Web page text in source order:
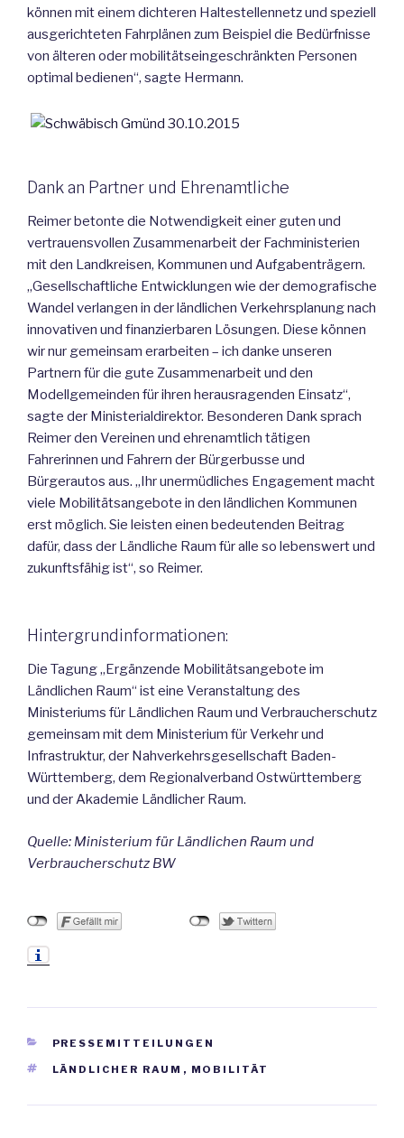
können mit einem dichteren Haltestellennetz und speziell
ausgerichteten Fahrplänen zum Beispiel die Bedürfnisse
von älteren oder mobilitätseingeschränkten Personen
optimal bedienen“, sagte Hermann.
Dank an Partner und Ehrenamtliche
Reimer betonte die Notwendigkeit einer guten und
vertrauensvollen Zusammenarbeit der Fachministerien
mit den Landkreisen, Kommunen und Aufgabenträgern.
„Gesellschaftliche Entwicklungen wie der demografische
Wandel verlangen in der ländlichen Verkehrsplanung nach
innovativen und finanzierbaren Lösungen. Diese können
wir nur gemeinsam erarbeiten – ich danke unseren
Partnern für die gute Zusammenarbeit und den
Modellgemeinden für ihren herausragenden Einsatz“,
sagte der Ministerialdirektor. Besonderen Dank sprach
Reimer den Vereinen und ehrenamtlich tätigen
Fahrerinnen und Fahrern der Bürgerbusse und
Bürgerautos aus. „Ihr unermüdliches Engagement macht
viele Mobilitätsangebote in den ländlichen Kommunen
erst möglich. Sie leisten einen bedeutenden Beitrag
dafür, dass der Ländliche Raum für alle so lebenswert und
zukunftsfähig ist“, so Reimer.
Hintergrundinformationen:
Die Tagung „Ergänzende Mobilitätsangebote im
Ländlichen Raum“ ist eine Veranstaltung des
Ministeriums für Ländlichen Raum und Verbraucherschutz
gemeinsam mit dem Ministerium für Verkehr und
Infrastruktur, der Nahverkehrsgesellschaft Baden-
Württemberg, dem Regionalverband Ostwürttemberg
und der Akademie Ländlicher Raum.
Quelle: Ministerium für Ländlichen Raum und
Verbraucherschutz BW
KATEGORIEN
PRESSEMITTEILUNGEN
SCHLAGWÖRTER
LÄNDLICHER RAUM , MOBILITÄT